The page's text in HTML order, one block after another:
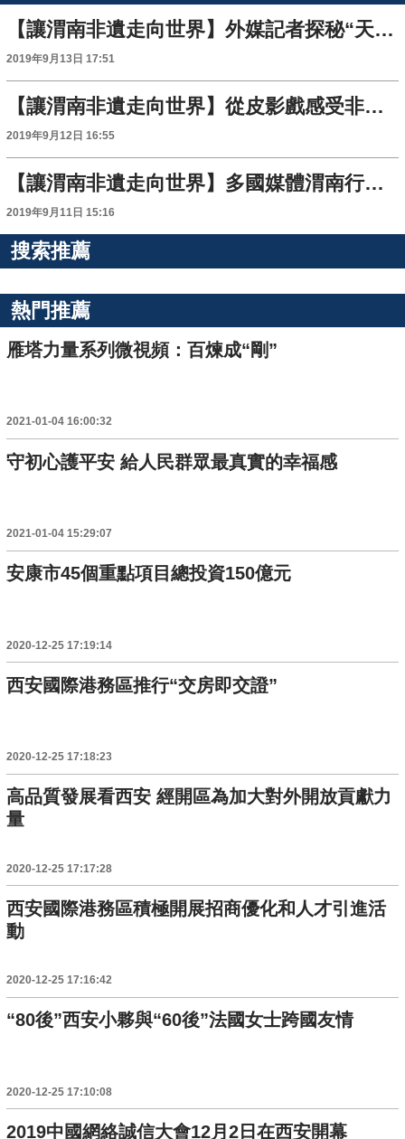
【讓渭南非遺走向世界】外媒記者探秘“天下第一倉” 追尋歷史記憶
2019年9月13日 17:51
【讓渭南非遺走向世界】從皮影戲感受非遺魅力 外國媒體記者開啟渭南之旅
2019年9月12日 16:55
【讓渭南非遺走向世界】多國媒體渭南行活動9月11日啟動 渭南非遺正款步向世界走來
2019年9月11日 15:16
搜索推薦
熱門推薦
雁塔力量系列微視頻：百煉成“剛”
2021-01-04 16:00:32
守初心護平安 給人民群眾最真實的幸福感
2021-01-04 15:29:07
安康市45個重點項目總投資150億元
2020-12-25 17:19:14
西安國際港務區推行“交房即交證”
2020-12-25 17:18:23
高品質發展看西安 經開區為加大對外開放貢獻力
量
2020-12-25 17:17:28
西安國際港務區積極開展招商優化和人才引進活
動
2020-12-25 17:16:42
“80後”西安小夥與“60後”法國女士跨國友情
2020-12-25 17:10:08
2019中國網絡誠信大會12月2日在西安開幕